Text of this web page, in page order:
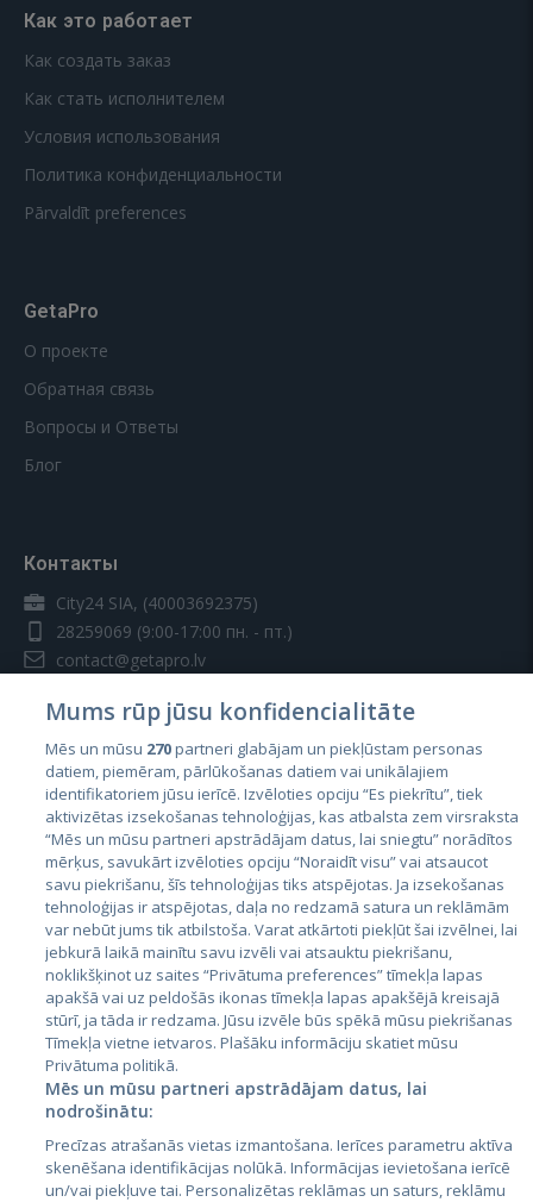
Как это работает
Как создать заказ
Как стать исполнителем
Условия использования
Политика конфиденциальности
Pārvaldīt preferences
GetaPro
О проекте
Обратная связь
Вопросы и Ответы
Блог
Контакты
City24 SIA, (40003692375)
28259069 (9:00-17:00 пн. - пт.)
contact@getapro.lv
Страны
Эстония
Латвия
Литва
City24.lv
City24.ee
GetaPro.lv
CVbankas.lt
Kainos.lt
Paslaugos.lt
Mums rūp jūsu konfidencialitāte
Mēs un mūsu 270partneri glabājam un piekļūstam personas
datiem, piemēram, pārlūkošanas datiem vai unikālajiem
identifikatoriem jūsu ierīcē. Izvēloties opciju “Es piekrītu”, tiek
aktivizētas izsekošanas tehnoloģijas, kas atbalsta zem virsraksta
“Mēs un mūsu partneri apstrādājam datus, lai sniegtu” norādītos
mērķus, savukārt izvēloties opciju “Noraidīt visu” vai atsaucot
savu piekrišanu, šīs tehnoloģijas tiks atspējotas. Ja izsekošanas
tehnoloģijas ir atspējotas, daļa no redzamā satura un reklāmām
var nebūt jums tik atbilstoša. Varat atkārtoti piekļūt šai izvēlnei, lai
jebkurā laikā mainītu savu izvēli vai atsauktu piekrišanu,
noklikšķinot uz saites “Privātuma preferences” tīmekļa lapas
apakšā vai uz peldošās ikonas tīmekļa lapas apakšējā kreisajā
stūrī, ja tāda ir redzama. Jūsu izvēle būs spēkā mūsu piekrišanas
Tīmekļa vietne ietvaros. Plašāku informāciju skatiet mūsu
Privātuma politikā.
Mēs un mūsu partneri apstrādājam datus, lai
nodrošinātu:
Precīzas atrašanās vietas izmantošana. Ierīces parametru aktīva
skenēšana identifikācijas nolūkā. Informācijas ievietošana ierīcē
un/vai piekļuve tai. Personalizētas reklāmas un saturs, reklāmu